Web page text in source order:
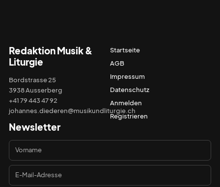
Redaktion Musik &
Liturgie
Bordstrasse 25
3938 Ausserberg
+41 79 443 47 92
johannes.diederen@musikundliturgie.ch
Startseite
AGB
Impressum
Datenschutz
Anmelden
Registrieren
Newsletter